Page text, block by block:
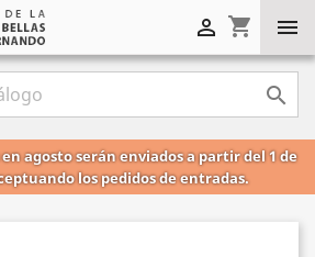

shopping_cart


agosto serán enviados a partir del 1 de
los pedidos de entradas.